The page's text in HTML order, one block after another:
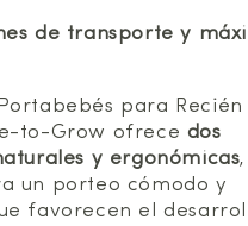
de transporte y
para Recién
to-Grow ofrece dos
y ergonómicas
un porteo cómodo y
favorecen el